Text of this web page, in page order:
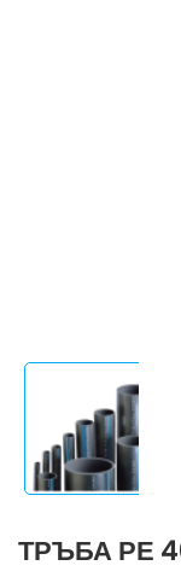
ТРЪБА РЕ